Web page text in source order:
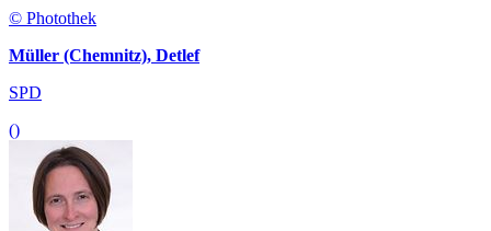
© Photothek
Müller (Chemnitz), Detlef
SPD
()